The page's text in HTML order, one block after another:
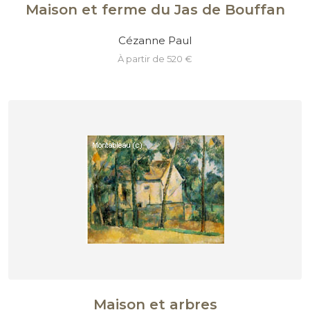
Maison et ferme du Jas de Bouffan
Cézanne Paul
à partir de 520 €
Maison et arbres